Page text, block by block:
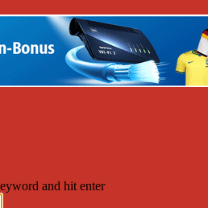
on Twitter Subscribe to RSS
and hit enter